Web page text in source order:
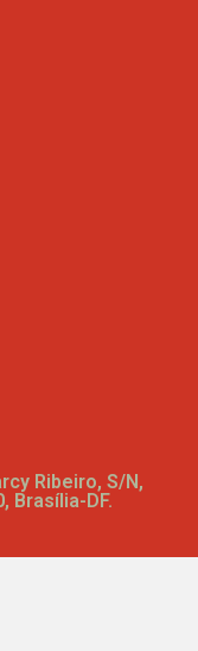
Ribeiro, S/N,
Brasília-DF.